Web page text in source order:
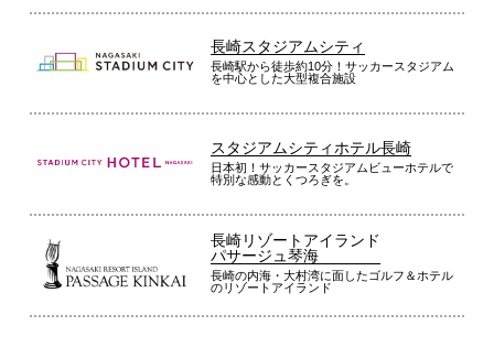
長崎スタジアムシティ
長崎駅から徒歩約10分！サッカースタジアム
を中心とした大型複合施設
スタジアムシティホテル長崎
日本初！サッカースタジアムビューホテルで
特別な感動とくつろぎを。
長崎リゾートアイランド
パサージュ琴海
長崎の内海・大村湾に面したゴルフ＆ホテル
のリゾートアイランド